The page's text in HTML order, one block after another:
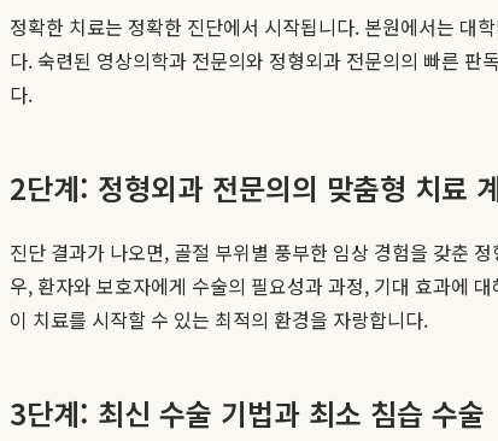
정확한 치료는 정확한 진단에서 시작됩니다. 본원에서는 대
다. 숙련된 영상의학과 전문의와 정형외과 전문의의 빠른
다.
2단계: 정형외과 전문의의 맞춤형 치료
진단 결과가 나오면, 골절 부위별 풍부한 임상 경험을 갖춘
우, 환자와 보호자에게 수술의 필요성과 과정, 기대 효과에
이 치료를 시작할 수 있는 최적의 환경을 자랑합니다.
3단계: 최신 수술 기법과 최소 침습 수술